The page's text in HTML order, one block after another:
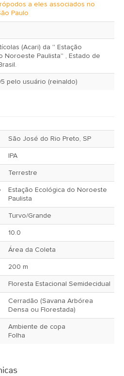
a eles associados no
Paulo
'' Estação
Noroeste Paulista'' , Estado de
July 20, 2005 pelo usuário (reinaldo)
São José do Rio Preto, SP
IPA
Terrestre
Estação Ecológica do Noroeste
Paulista
Turvo/Grande
10.0
Área da Coleta
200 m
Floresta Estacional Semidecidual
Cerradão (Savana Arbórea
Densa ou Florestada)
Ambiente de copa
Folha